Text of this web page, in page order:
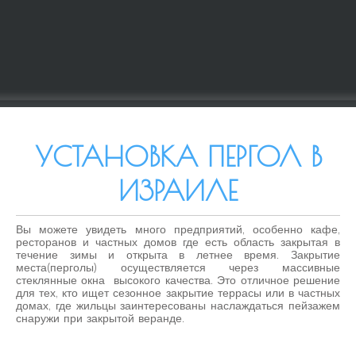
УСТАНОВКА ПЕРГОЛ В
ИЗРАИЛЕ
Вы можете увидеть много предприятий, особенно кафе,
ресторанов и частных домов где есть область закрытая в
течение зимы и открыта в летнее время. Закрытие
места(перголы) осуществляется через массивные
стеклянные окна высокого качества. Это отличное решение
для тех, кто ищет сезонное закрытие террасы или в частных
домах, где жильцы заинтересованы наслаждаться пейзажем
снаружи при закрытой веранде.